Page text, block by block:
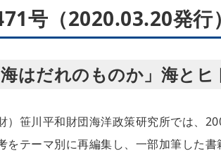
号（2020.03.20発行）
海はだれのものか」海と
財）笹川平和財団海洋政策研究所では、
をテーマ別に再編集し、一部加筆した